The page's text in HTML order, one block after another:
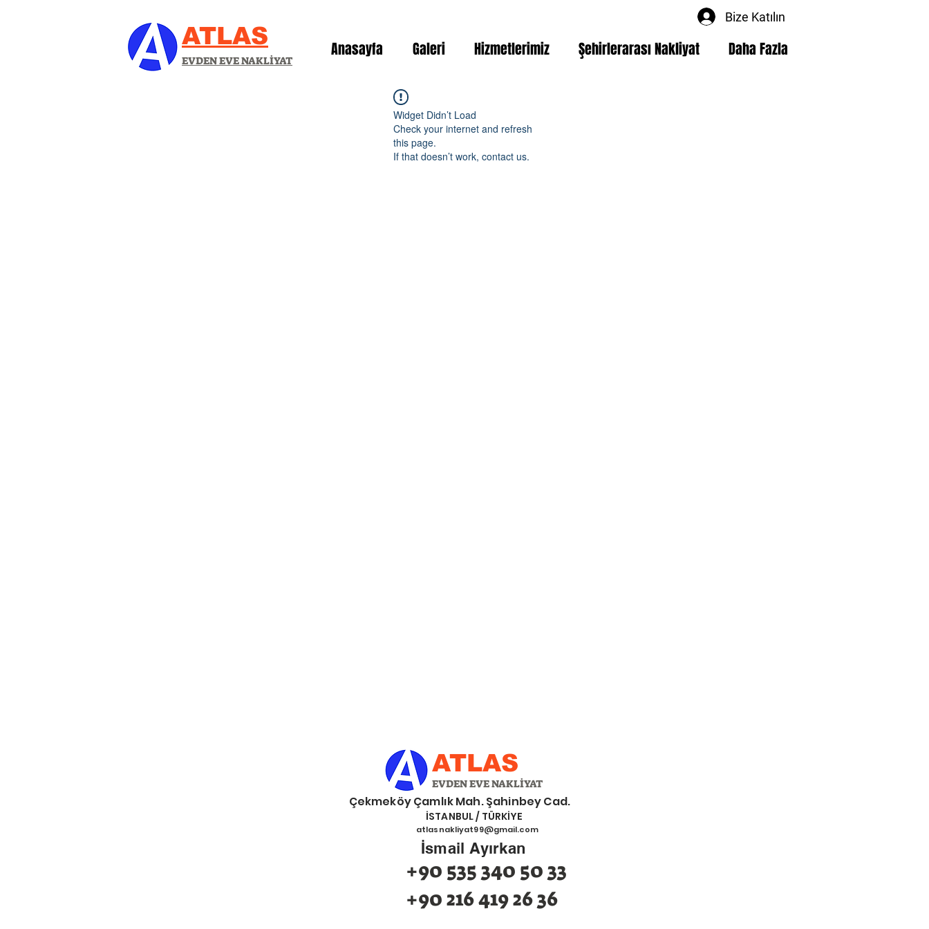
ATLAS
EVDEN EVE NAKLİYAT
Anasayfa Galeri Hizmetlerimiz Şehirlerarası Nakliyat Daha Fazla
Bize Katılın
Widget Didn’t Load
Check your internet and refresh
this page.
If that doesn’t work, contact us.
ATLAS
EVDEN EVE NAKLİYAT
Çekmeköy Çamlık Mah. Şahinbey Cad.
İSTANBUL / TÜRKİYE
atlasnakliyat99@gmail.com
İsmail Ayırkan
+90 535 340 50 33
+90 216 419 26 36